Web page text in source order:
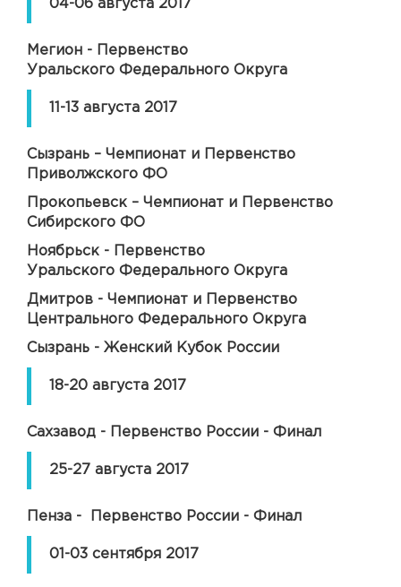
04-06 августа 2017
Мегион - Первенство
Уральского Федерального Округа
11-13 августа 2017
Сызрань – Чемпионат и Первенство
Приволжского ФО
Прокопьевск – Чемпионат и Первенство
Сибирского ФО
Ноябрьск - Первенство
Уральского Федерального Округа
Дмитров - Чемпионат и Первенство
Центрального Федерального Округа
Сызрань - Женский Кубок России
18-20 августа 2017
Сахзавод - Первенство России - Финал
25-27 августа 2017
Пенза - Первенство России - Финал
01-03 сентября 2017